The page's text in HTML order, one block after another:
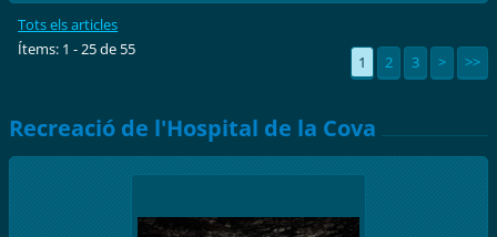
Tots els articles
Ítems: 1 - 25 de 55
1 2 3 > >>
Recreació de l'Hospital de la Cova